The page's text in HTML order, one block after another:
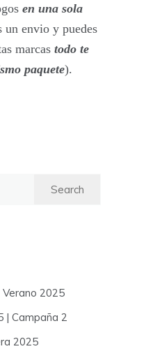
en una sola
un envio y puedes
marcastodo te
paquete).
2025
| Campaña 2
2025